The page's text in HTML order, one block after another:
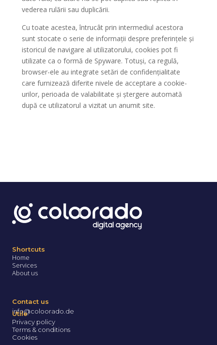
vederea rulării sau duplicării.
Cu toate acestea, întrucât prin intermediul acestora
sunt stocate o serie de informații despre preferințele și
istoricul de navigare al utilizatorului, cookies pot fi
utilizate ca o formă de Spyware. Totuși, ca regulă,
browser-ele au integrate setări de confidențialitate
care furnizează diferite nivele de acceptare a cookie-
urilor, perioada de valabilitate și ștergere automată
după ce utilizatorul a vizitat un anumit site.
Shortcuts
Home
Services
About us
Contact us
info@coloorado.de
Utile
Privacy policy
Terms & conditions
Cookies